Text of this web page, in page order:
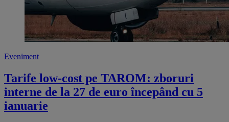
Eveniment
Tarife low-cost pe TAROM: zboruri
interne de la 27 de euro începând cu 5
ianuarie